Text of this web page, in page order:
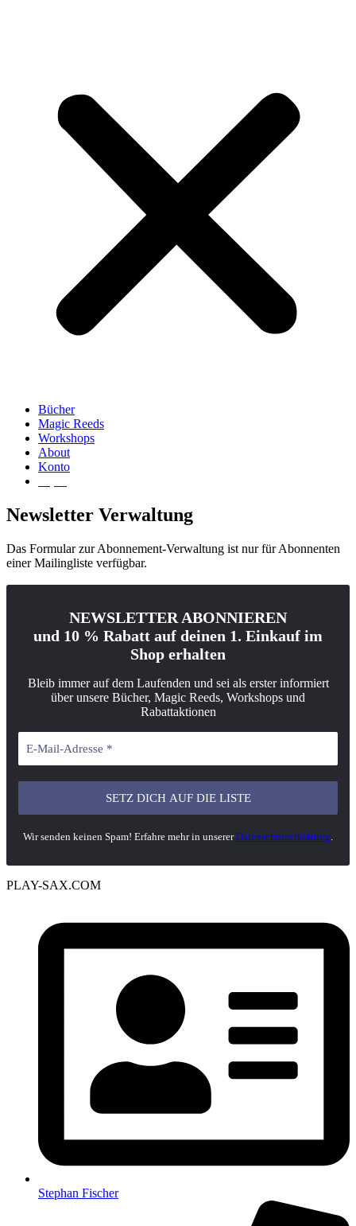
Bücher
Magic Reeds
Workshops
About
Konto
Newsletter Verwaltung
Das Formular zur Abonnement-Verwaltung ist nur für Abonnenten
einer Mailingliste verfügbar.
NEWSLETTER ABONNIEREN
und 10 % Rabatt auf deinen 1. Einkauf im
Shop erhalten
Bleib immer auf dem Laufenden und sei als erster informiert
über unsere Bücher, Magic Reeds, Workshops und
Rabattaktionen
Wir senden keinen Spam! Erfahre mehr in unsererDatenschutzerklärung.
PLAY-SAX.COM
Stephan Fischer